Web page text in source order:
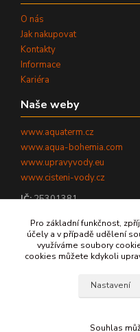
O nás
Jak nakupovat
Kontakty
Informace
Kariéra
Naše weby
www.aquaterm.cz
www.aqua-bohemia.com
www.upravyvody.eu
www.cisteni-vody.cz
IČ:25301381
AQUATERM,
Pro základní funkčnost,
účely a v případě udělení
využíváme soubory
cookies můžete kdykoli
Nastavení
Souhlas